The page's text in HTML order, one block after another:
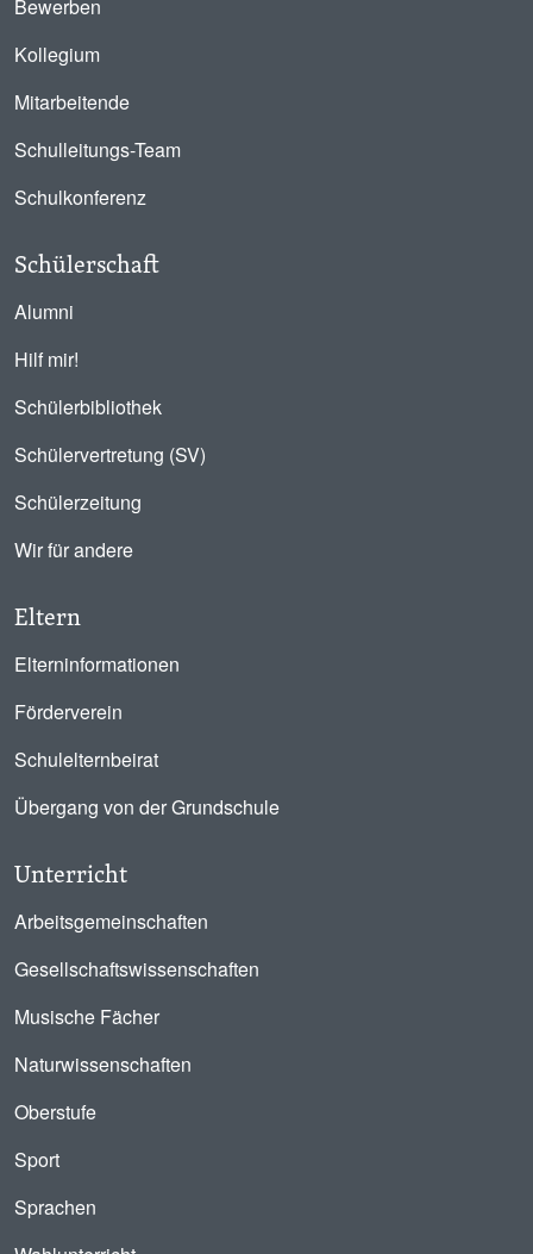
Bewerben
Kollegium
Mitarbeitende
Schulleitungs-Team
Schulkonferenz
Schülerschaft
Alumni
Hilf mir!
Schülerbibliothek
Schülervertretung (SV)
Schülerzeitung
Wir für andere
Eltern
Elterninformationen
Förderverein
Schulelternbeirat
Übergang von der Grundschule
Unterricht
Arbeitsgemeinschaften
Gesellschaftswissenschaften
Musische Fächer
Naturwissenschaften
Oberstufe
Sport
Sprachen